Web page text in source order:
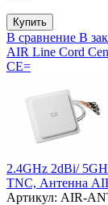
В сравнение В
AIR Line Cord
CE=
2.4GHz 2dBi/
TNC, Антенна
Артикул: AIR-